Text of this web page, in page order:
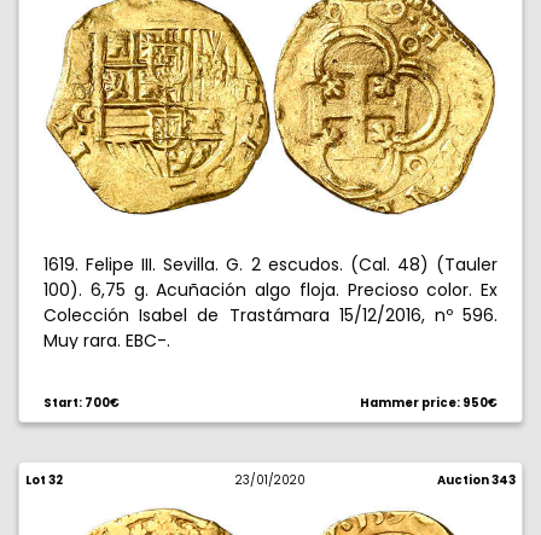
1619. Felipe III. Sevilla. G. 2 escudos. (Cal. 48) (Tauler
100). 6,75 g. Acuñación algo floja. Precioso color. Ex
Colección Isabel de Trastámara 15/12/2016, nº 596.
Muy rara. EBC-.
Start: 700€ Hammer price: 950€
Lot 32 23/01/2020 Auction 343